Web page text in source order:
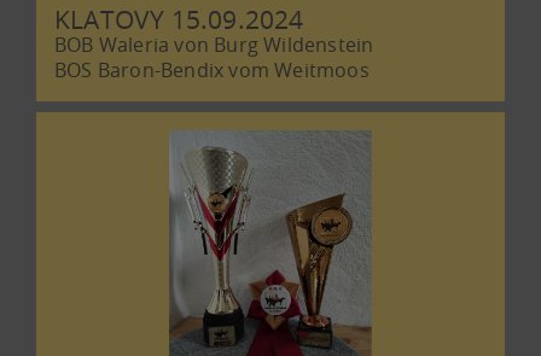
KLATOVY 15.09.2024
BOB Waleria von Burg Wildenstein
BOS Baron-Bendix vom Weitmoos